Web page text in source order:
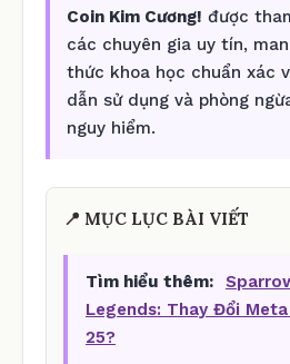
Coin Kim Cương! được
các chuyên gia uy tín,
thức khoa học chuẩn xác
dẫn sử dụng và phòng
nguy hiểm.
📍 MỤC LỤC BÀI VIẾT
Tìm hiểu thêm:
Legends: Thay Đổi Meta
25?